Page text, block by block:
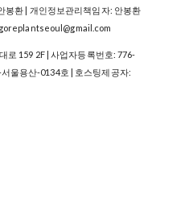
봉환 | 개인정보관리책임자: 안봉환
로 159 2F | 사업자등록번호:776-
울용산-0134호 | 호스팅제공자: